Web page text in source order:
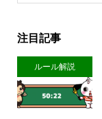
注目記事
ルール解説